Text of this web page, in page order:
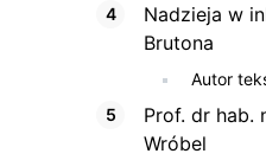
Nadzieja w
Brutona
Autor
Prof. dr hab.
Wróbel